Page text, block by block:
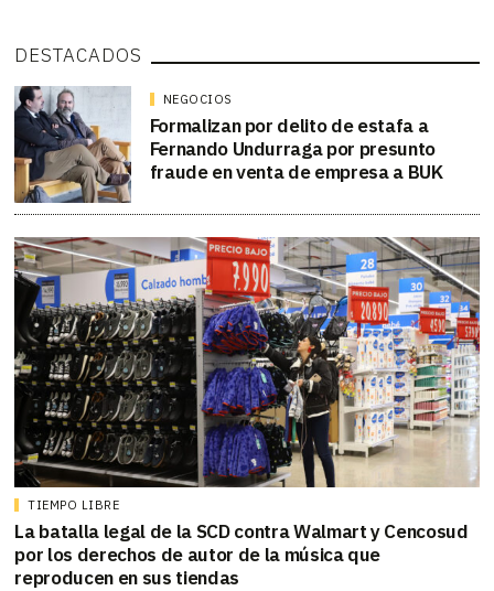
DESTACADOS
NEGOCIOS
Formalizan por delito de estafa a
Fernando Undurraga por presunto
fraude en venta de empresa a BUK
TIEMPO LIBRE
La batalla legal de la SCD contra Walmart y Cencosud
por los derechos de autor de la música que
reproducen en sus tiendas